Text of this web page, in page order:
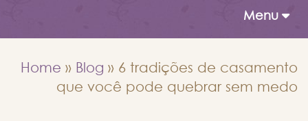
Toggle
Menu
Home » Blog » 6 tradições de casamento
que você pode quebrar sem medo